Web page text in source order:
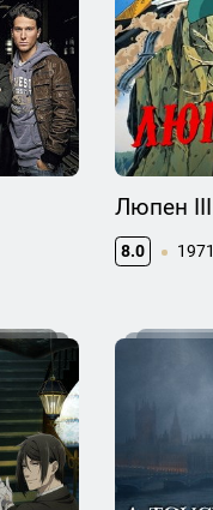
Люпен III
8.0 1971